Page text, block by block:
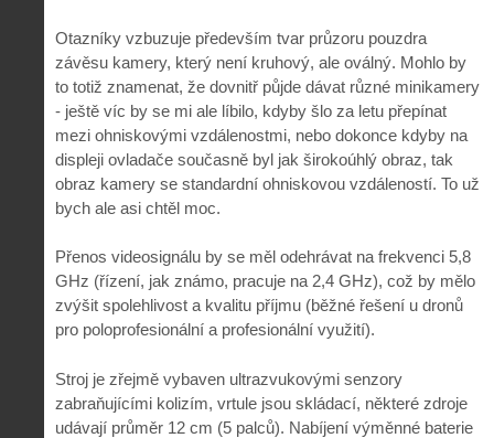
Otazníky vzbuzuje především tvar průzoru pouzdra
závěsu kamery, který není kruhový, ale oválný. Mohlo by
to totiž znamenat, že dovnitř půjde dávat různé minikamery
- ještě víc by se mi ale líbilo, kdyby šlo za letu přepínat
mezi ohniskovými vzdálenostmi, nebo dokonce kdyby na
displeji ovladače současně byl jak širokoúhlý obraz, tak
obraz kamery se standardní ohniskovou vzdáleností. To už
bych ale asi chtěl moc.
Přenos videosignálu by se měl odehrávat na frekvenci 5,8
GHz (řízení, jak známo, pracuje na 2,4 GHz), což by mělo
zvýšit spolehlivost a kvalitu příjmu (běžné řešení u dronů
pro poloprofesionální a profesionální využití).
Stroj je zřejmě vybaven ultrazvukovými senzory
zabraňujícími kolizím, vrtule jsou skládací, některé zdroje
udávají průměr 12 cm (5 palců). Nabíjení výměnné baterie